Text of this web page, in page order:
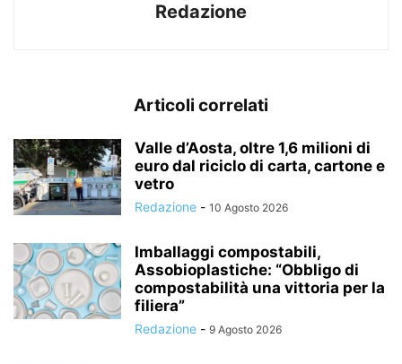
Redazione
Articoli correlati
Valle d’Aosta, oltre 1,6 milioni di
euro dal riciclo di carta, cartone e
vetro
Redazione - 10 Agosto 2026
Imballaggi compostabili,
Assobioplastiche: “Obbligo di
compostabilità una vittoria per la
filiera”
Redazione - 9 Agosto 2026